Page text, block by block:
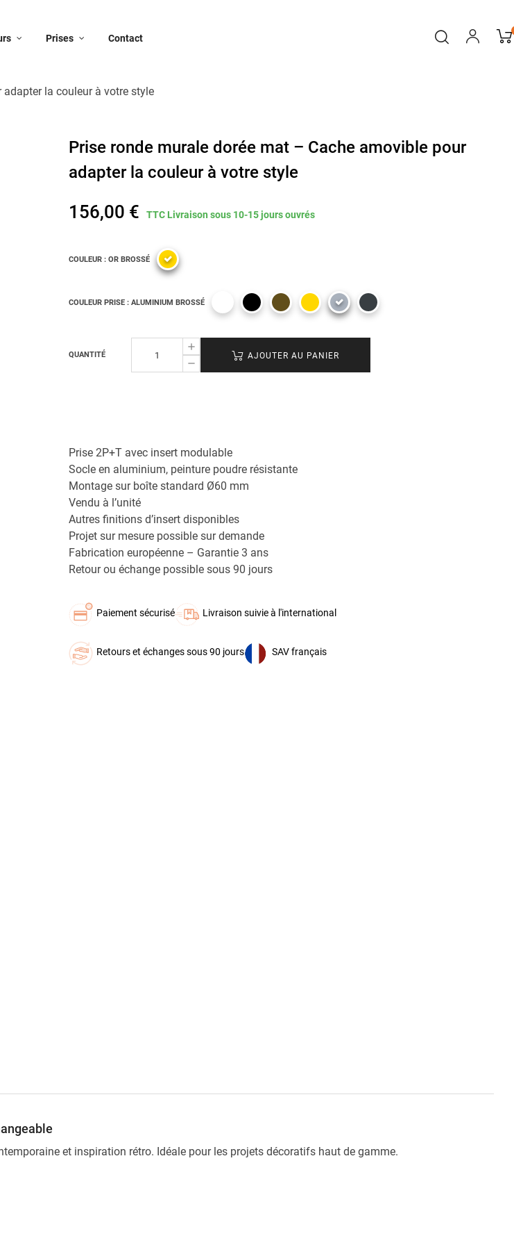
Prises Contact
la couleur à votre style
Prise ronde murale dorée mat – Cache amovible pour
adapter la couleur à votre style
156,00 € TTC Livraison sous 10-15 jours ouvrés
COULEUR : OR BROSSÉ
COULEUR PRISE : ALUMINIUM BROSSÉ
QUANTITÉ AJOUTER AU PANIER
Prise 2P+T avec insert modulable
Socle en aluminium, peinture poudre résistante
Montage sur boîte standard Ø60 mm
Vendu à l’unité
Autres finitions d’insert disponibles
Projet sur mesure possible sur demande
Fabrication européenne – Garantie 3 ans
Retour ou échange possible sous 90 jours
Paiement sécurisé Livraison suivie à l'international
Retours et échanges sous 90 jours SAV français
et inspiration rétro. Idéale pour les projets décoratifs haut de gamme.